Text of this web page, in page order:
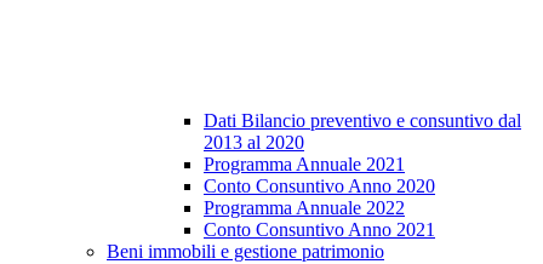
Dati Bilancio preventivo e consuntivo dal
2013 al 2020
Programma Annuale 2021
Conto Consuntivo Anno 2020
Programma Annuale 2022
Conto Consuntivo Anno 2021
Beni immobili e gestione patrimonio